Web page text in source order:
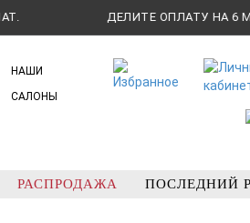
ДЕЛИТЕ ОПЛАТУ НА 6 МЕСЯЦЕВ
НАШИ
САЛОНЫ
РАСПРОДАЖА ПОСЛЕДНИЙ